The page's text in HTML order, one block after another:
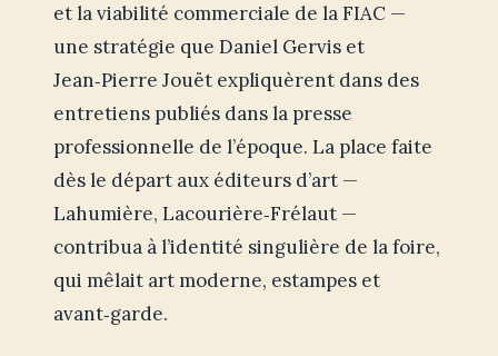
et la viabilité commerciale de la FIAC —
une stratégie que Daniel Gervis et
Jean‑Pierre Jouët expliquèrent dans des
entretiens publiés dans la presse
professionnelle de l’époque. La place faite
dès le départ aux éditeurs d’art —
Lahumière, Lacourière‑Frélaut —
contribua à l’identité singulière de la foire,
qui mêlait art moderne, estampes et
avant‑garde.